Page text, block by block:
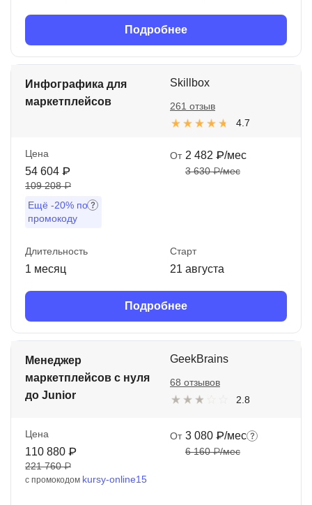
Подробнее
Инфографика для
маркетплейсов
Skillbox
4.7
261 отзыв
Цена
54 604 ₽
109 208 ₽
Ещё -20% по
промокоду
От 2 482 ₽/мес
3 630 ₽/мес
Длительность
1 месяц
Старт
21 августа
Подробнее
Менеджер
маркетплейсов с нуля
до Junior
GeekBrains
2.8
68 отзывов
Цена
110 880 ₽
221 760 ₽
с промокодом kursy-online15
От 3 080 ₽/мес
6 160 ₽/мес